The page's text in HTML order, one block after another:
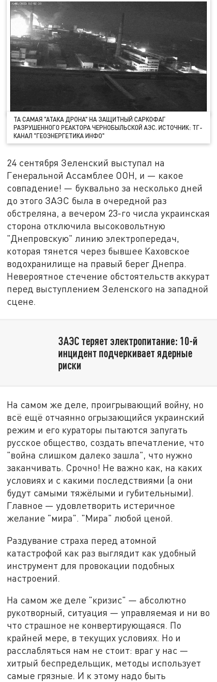
ТА САМАЯ "АТАКА ДРОНА" НА ЗАЩИТНЫЙ САРКОФАГ
РАЗРУШЕННОГО РЕАКТОРА ЧЕРНОБЫЛЬСКОЙ АЭС. ИСТОЧНИК: ТГ-
КАНАЛ "ГЕОЭНЕРГЕТИКА ИНФО"
24 сентября Зеленский выступал на
Генеральной Ассамблее ООН, и — какое
совпадение! — буквально за несколько дней
до этого ЗАЭС была в очередной раз
обстреляна, а вечером 23-го числа украинская
сторона отключила высоковольтную
"Днепровскую" линию электропередач,
которая тянется через бывшее Каховское
водохранилище на правый берег Днепра.
Невероятное стечение обстоятельств аккурат
перед выступлением Зеленского на западной
сцене.
ЗАЭС теряет электропитание: 10-й
инцидент подчеркивает ядерные
риски
На самом же деле, проигрывающий войну, но
всё ещё отчаянно огрызающийся украинский
режим и его кураторы пытаются запугать
русское общество, создать впечатление, что
"война слишком далеко зашла", что нужно
заканчивать. Срочно! Не важно как, на каких
условиях и с какими последствиями (а они
будут самыми тяжёлыми и губительными).
Главное — удовлетворить истеричное
желание "мира". "Мира" любой ценой.
Раздувание страха перед атомной
катастрофой как раз выглядит как удобный
инструмент для провокации подобных
настроений.
На самом же деле "кризис" — абсолютно
рукотворный, ситуация — управляемая и ни во
что страшное не конвертирующаяся. По
крайней мере, в текущих условиях. Но и
расслабляться нам не стоит: враг у нас —
хитрый беспредельщик, методы использует
самые грязные. И к этому надо быть